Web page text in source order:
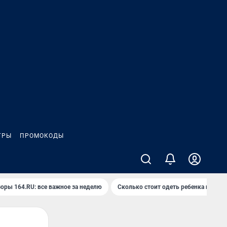
ПРОМОКОДЫ
164.RU: все важное за неделю Сколько стоит одеть ребенка на